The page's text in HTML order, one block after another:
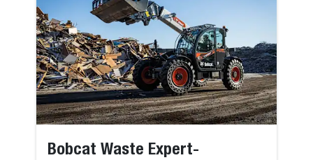
Bobcat Waste Expert-